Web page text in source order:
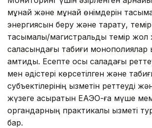
мұнай және мұнай өнімдерін
энергиясын беру және тарату,
тасымалы/магистральдық темір жол
саласындағы табиғи монополиялар
қамтиды. Есепте осы саладағы
мен әдістері көрсетілген және
субъектілерінің қызметін реттеуді
жүзеге асыратын ЕАЭО-ға мүше
органдарның практикалық қызметі
бар.